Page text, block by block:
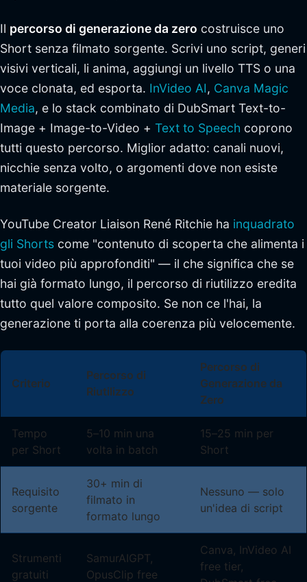
Il percorso di generazione da zero costruisce uno
Short senza filmato sorgente. Scrivi uno script, generi
visivi verticali, li anima, aggiungi un livello TTS o una
voce clonata, ed esporta. InVideo AI, Canva Magic
Media, e lo stack combinato di DubSmart Text-to-
Image + Image-to-Video + Text to Speech coprono
tutti questo percorso. Miglior adatto: canali nuovi,
nicchie senza volto, o argomenti dove non esiste
materiale sorgente.
YouTube Creator Liaison René Ritchie ha inquadrato
gli Shorts come "contenuto di scoperta che alimenta i
tuoi video più approfonditi" — il che significa che se
hai già formato lungo, il percorso di riutilizzo eredita
tutto quel valore composito. Se non ce l'hai, la
generazione ti porta alla coerenza più velocemente.
Criterio
Percorso di
Riutilizzo
Percorso di
Generazione da
Zero
Tempo
per Short
5–10 min una
volta in batch
15–25 min per
Short
Requisito
sorgente
30+ min di
filmato in
formato lungo
Nessuno — solo
un'idea di script
Strumenti
gratuiti
SamurAIGPT,
OpusClip free
Canva, InVideo AI
free tier,